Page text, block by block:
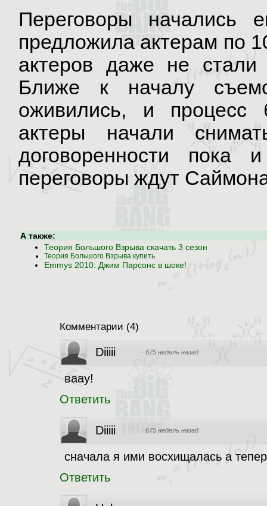
Переговоры
предложила актерам по
актеров даже не стали
Ближе к началу
оживились, и процесс
актеры начали
договоренности
переговоры ждут
А также:
Теория Большого Взрыва скачать 3 сезон
Теория Большого Взрыва купить
Emmys 2010: Джим Парсонс в шоке!
Комментарии (4)
Diiiii · 675 недель назад
ваау!
Ответить
Diiiii · 675 недель назад
сначала я ими восхищалась а
Ответить